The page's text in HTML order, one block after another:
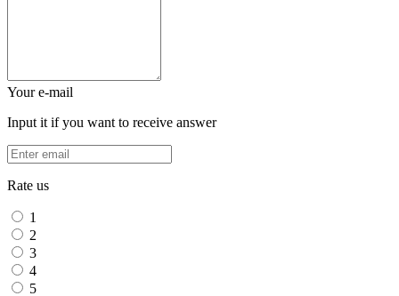
Your e-mail
Input it if you want to receive answer
Rate us
1
2
3
4
5